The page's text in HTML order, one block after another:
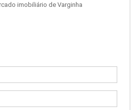
imobiliário de Varginha